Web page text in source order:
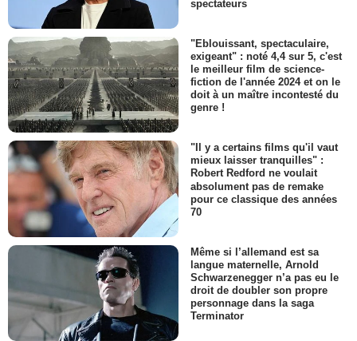
spectateurs
"Eblouissant, spectaculaire,
exigeant" : noté 4,4 sur 5, c'est
le meilleur film de science-
fiction de l'année 2024 et on le
doit à un maître incontesté du
genre !
"Il y a certains films qu'il vaut
mieux laisser tranquilles" :
Robert Redford ne voulait
absolument pas de remake
pour ce classique des années
70
Même si l’allemand est sa
langue maternelle, Arnold
Schwarzenegger n’a pas eu le
droit de doubler son propre
personnage dans la saga
Terminator